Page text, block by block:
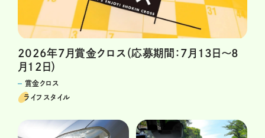
2026年7月賞金クロス（応募期間：7月13日～8
月12日）
賞金クロス
ライフスタイル